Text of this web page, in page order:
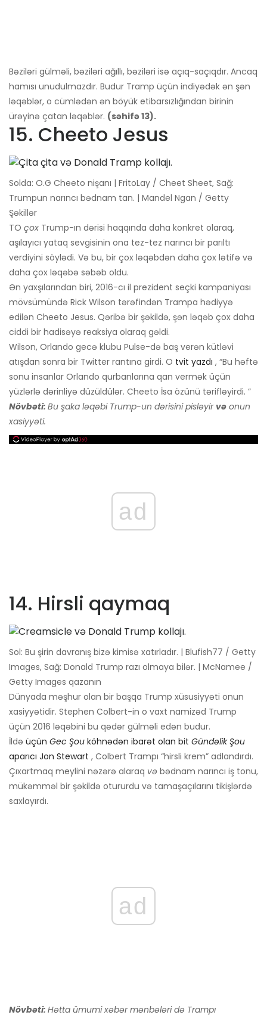
Bəziləri gülməli, bəziləri ağıllı, bəziləri isə açıq-saçıqdır. Ancaq
hamısı unudulmazdır. Budur Tramp üçün indiyədək ən şən
ləqəblər, o cümlədən ən böyük etibarsızlığından birinin
ürəyinə çatan ləqəblər. (səhifə 13).
15. Cheeto Jesus
Solda: O.G Cheeto nişanı | FritoLay / Cheet Sheet, Sağ:
Trumpun narıncı bədnam tan. | Mandel Ngan / Getty
Şəkillər
TO çox Trump-ın dərisi haqqında daha konkret olaraq,
aşılayıcı yataq sevgisinin ona tez-tez narıncı bir parıltı
verdiyini söylədi. Və bu, bir çox ləqəbdən daha çox lətifə və
daha çox ləqəbə səbəb oldu.
Ən yaxşılarından biri, 2016-cı il prezident seçki kampaniyası
mövsümündə Rick Wilson tərəfindən Trampa hədiyyə
edilən Cheeto Jesus. Qəribə bir şəkildə, şən ləqəb çox daha
ciddi bir hadisəyə reaksiya olaraq gəldi.
Wilson, Orlando gecə klubu Pulse-də baş verən kütləvi
atışdan sonra bir Twitter rantına girdi. O tvit yazdı , “Bu həftə
sonu insanlar Orlando qurbanlarına qan vermək üçün
yüzlərlə dərinliyə düzüldülər. Cheeto İsa özünü tərifləyirdi. ”
Növbəti: Bu şaka ləqəbi Trump-un dərisini pisləyir və onun
xasiyyəti.
ad
14. Hirsli qaymaq
Sol: Bu şirin davranış bizə kimisə xatırladır. | Blufish77 / Getty
Images, Sağ: Donald Trump razı olmaya bilər. | McNamee /
Getty Images qazanın
Dünyada məşhur olan bir başqa Trump xüsusiyyəti onun
xasiyyətidir. Stephen Colbert-in o vaxt namizəd Trump
üçün 2016 ləqəbini bu qədər gülməli edən budur.
İldə üçün Gec Şou köhnədən ibarət olan bit Gündəlik Şou
aparıcı Jon Stewart , Colbert Trampı “hirsli krem” adlandırdı.
Çıxartmaq meylini nəzərə alaraq və bədnam narıncı iş tonu,
mükəmməl bir şəkildə otururdu və tamaşaçılarını tikişlərdə
saxlayırdı.
ad
Növbəti: Hətta ümumi xəbər mənbələri də Trampı